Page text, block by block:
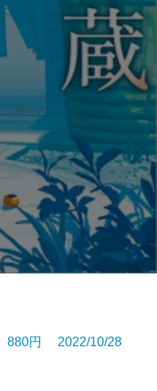
880円 2022/10/28